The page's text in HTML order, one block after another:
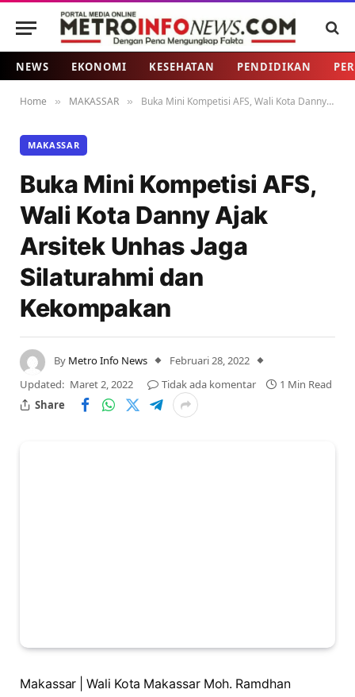
NEWS EKONOMI KESEHATAN PENDIDIKAN
Home » MAKASSAR » Buka Mini Kompetisi AFS, Wali Kota Danny Ajak Arsitek Unhas Jaga Silaturahmi dan Kekompakan
MAKASSAR
Buka Mini Kompetisi AFS,
Wali Kota Danny Ajak
Arsitek Unhas Jaga
Silaturahmi dan
Kekompakan
By Metro Info News
Februari 28, 2022
Updated: Maret 2, 2022 Tidak ada komentar
1 Min Read
Share
Makassar | Wali Kota Makassar Moh. Ramdhan